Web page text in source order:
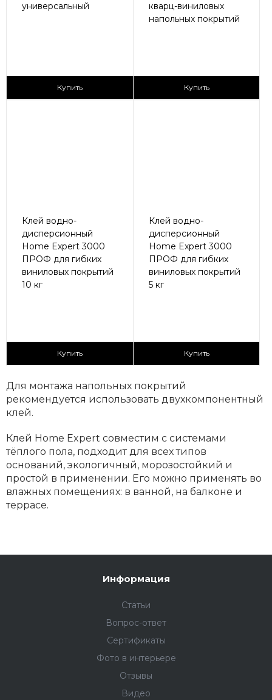
универсальный
Купить
кварц-виниловых
напольных покрытий
Купить
Клей водно-
дисперсионный
Home Expert 3000
ПРОФ для гибких
виниловых покрытий
10 кг
Купить
Клей водно-
дисперсионный
Home Expert 3000
ПРОФ для гибких
виниловых покрытий
5 кг
Купить
Для монтажа напольных покрытий
рекомендуется использовать двухкомпонентный
клей.
Клей Home Expert совместим с системами
тёплого пола, подходит для всех типов
оснований, экологичный, морозостойкий и
простой в применении. Его можно применять во
влажных помещениях: в ванной, на балконе и
террасе.
Информация
Статьи
Вопрос-ответ
Сертификаты
Фото в интерьере
Отзывы
Видео